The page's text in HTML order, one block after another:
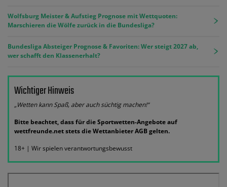
Wolfsburg Meister & Aufstieg Prognose mit Wettquoten:
Marschieren die Wölfe zurück in die Bundesliga?
Bundesliga Absteiger Prognose & Favoriten: Wer steigt 2027 ab,
wer schafft den Klassenerhalt?
Wichtiger Hinweis
„Wetten kann Spaß, aber auch süchtig machen!“
Bitte beachtet, dass für die Sportwetten-Angebote auf
wettfreunde.net stets die Wettanbieter AGB gelten.
18+ | Wir spielen verantwortungsbewusst